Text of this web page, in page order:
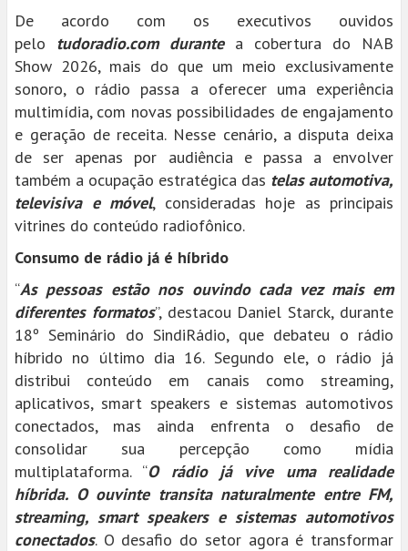
De acordo com os executivos ouvidos
pelo tudoradio.com durante a cobertura do NAB
Show 2026, mais do que um meio exclusivamente
sonoro, o rádio passa a oferecer uma experiência
multimídia, com novas possibilidades de engajamento
e geração de receita. Nesse cenário, a disputa deixa
de ser apenas por audiência e passa a envolver
também a ocupação estratégica das telas automotiva,
televisiva e móvel, consideradas hoje as principais
vitrines do conteúdo radiofônico.
Consumo de rádio já é híbrido
“As pessoas estão nos ouvindo cada vez mais em
diferentes formatos”, destacou Daniel Starck, durante
18º Seminário do SindiRádio, que debateu o rádio
híbrido no último dia 16. Segundo ele, o rádio já
distribui conteúdo em canais como streaming,
aplicativos, smart speakers e sistemas automotivos
conectados, mas ainda enfrenta o desafio de
consolidar sua percepção como mídia
multiplataforma. “O rádio já vive uma realidade
híbrida. O ouvinte transita naturalmente entre FM,
streaming, smart speakers e sistemas automotivos
conectados. O desafio do setor agora é transformar